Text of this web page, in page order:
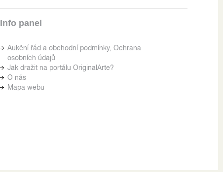
Info panel
Aukční řád a obchodní podmínky, Ochrana
osobních údajů
Jak dražit na portálu OriginalArte?
O nás
Mapa webu